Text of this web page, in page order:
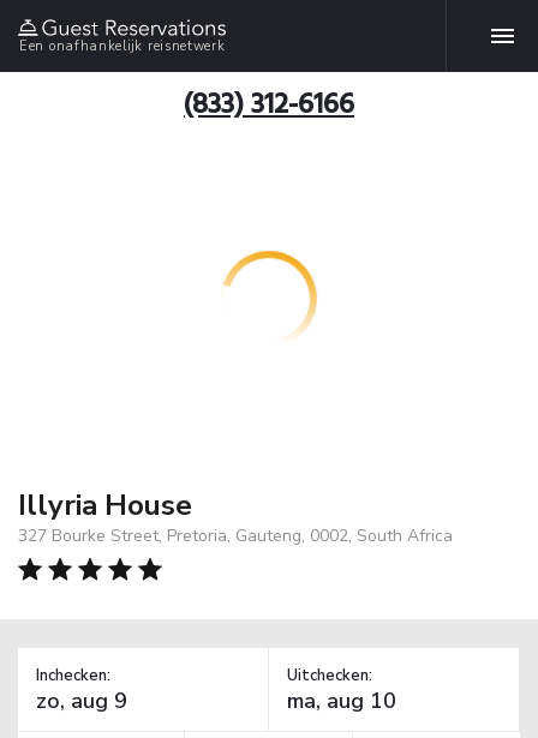
Een onafhankelijk reisnetwerk
(833) 312-6166
Illyria House
327 Bourke Street, Pretoria, Gauteng, 0002, South Africa
Inchecken: Uitchecken: